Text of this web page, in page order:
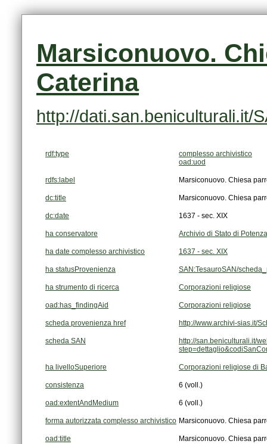
Caterina
http://dati.san.beniculturali.it/
rdf:type
complesso archivistico
oad:uod
rdfs:label Marsiconuovo. Chiesa
dc:title Marsiconuovo. Chiesa
dc:date 1637 - sec. XIX
ha conservatore Archivio di Stato di Potenza
ha date complesso archivistico 1637 - sec. XIX
ha statusProvenienza SAN:TesauroSAN/
ha strumento di ricerca Corporazioni religiose
oad:has_findingAid Corporazioni religiose
scheda provenienza href http://www.archivi-sias.it/
scheda SAN
ha livelloSuperiore Corporazioni religiose di
consistenza 6 (voll.)
oad:extentAndMedium 6 (voll.)
forma autorizzata complesso archivistico Marsiconuovo. Chiesa
oad:title Marsiconuovo. Chiesa